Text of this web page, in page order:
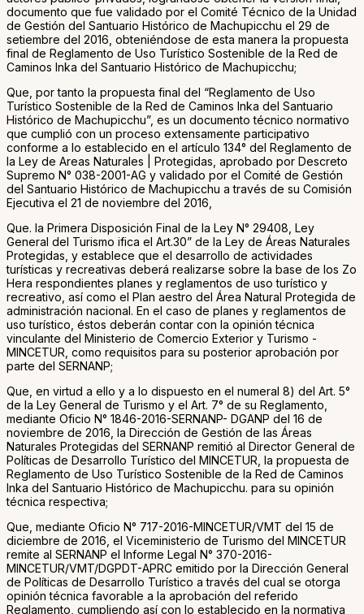
documento que fue validado por el Comité Técnico de la Unidad
de Gestión del Santuario Histórico de Machupicchu el 29 de
setiembre del 2016, obteniéndose de esta manera la propuesta
final de Reglamento de Uso Turístico Sostenible de la Red de
Caminos Inka del Santuario Histórico de Machupicchu;
Que, por tanto la propuesta final del “Reglamento de Uso
Turístico Sostenible de la Red de Caminos Inka del Santuario
Histórico de Machupicchu”, es un documento técnico normativo
que cumplió con un proceso extensamente participativo
conforme a lo establecido en el artículo 134° del Reglamento de
la Ley de Areas Naturales | Protegidas, aprobado por Descreto
Supremo N° 038-2001-AG y validado por el Comité de Gestión
del Santuario Histórico de Machupicchu a través de su Comisión
Ejecutiva el 21 de noviembre del 2016,
Que. la Primera Disposición Final de la Ley N° 29408, Ley
General del Turismo ifica el Art.30” de la Ley de Áreas Naturales
Protegidas, y establece que el desarrollo de actividades
turísticas y recreativas deberá realizarse sobre la base de los Zo
Hera respondientes planes y reglamentos de uso turístico y
recreativo, así como el Plan aestro del Área Natural Protegida de
administración nacional. En el caso de planes y reglamentos de
uso turístico, éstos deberán contar con la opinión técnica
vinculante del Ministerio de Comercio Exterior y Turismo -
MINCETUR, como requisitos para su posterior aprobación por
parte del SERNANP;
Que, en virtud a ello y a lo dispuesto en el numeral 8) del Art. 5°
de la Ley General de Turismo y el Art. 7° de su Reglamento,
mediante Oficio N° 1846-2016-SERNANP- DGANP del 16 de
noviembre de 2016, la Dirección de Gestión de las Áreas
Naturales Protegidas del SERNANP remitió al Director General de
Políticas de Desarrollo Turístico del MINCETUR, la propuesta de
Reglamento de Uso Turístico Sostenible de la Red de Caminos
Inka del Santuario Histórico de Machupicchu. para su opinión
técnica respectiva;
Que, mediante Oficio N° 717-2016-MINCETUR/VMT del 15 de
diciembre de 2016, el Viceministerio de Turismo del MINCETUR
remite al SERNANP el Informe Legal N° 370-2016-
MINCETUR/VMT/DGPDT-APRC emitido por la Dirección General
de Políticas de Desarrollo Turístico a través del cual se otorga
opinión técnica favorable a la aprobación del referido
Reglamento, cumpliendo así con lo establecido en la normativa